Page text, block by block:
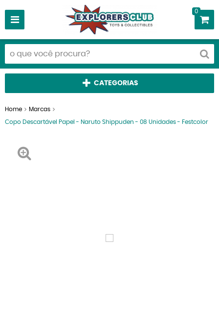
0
CATEGORIAS
Home Marcas
Copo Descartável Papel - Naruto Shippuden - 08 Unidades - Festcolor